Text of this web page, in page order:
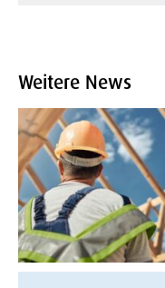
Weitere News